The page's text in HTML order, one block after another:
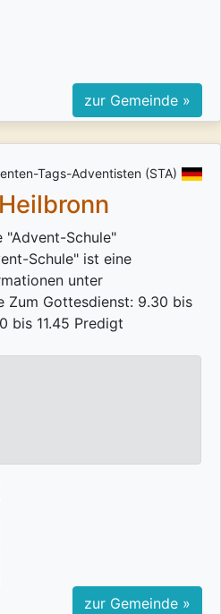
zur Gemeinde »
Tags-Adventisten (STA)
"Advent-Schule"
Schule" ist eine
unter
Zum Gottesdienst: 9.30 bis
bis 11.45 Predigt
zur Gemeinde »